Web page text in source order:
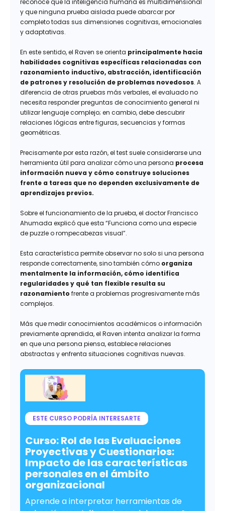
reconoce que la inteligencia humana es multidimensional
y que ninguna prueba aislada puede abarcar por
completo todas sus dimensiones cognitivas, emocionales
y adaptativas.
En este sentido, el Raven se orienta principalmente hacia
habilidades cognitivas específicas relacionadas con
razonamiento inductivo, abstracción, identificación
de patrones y resolución de problemas novedosos. A
diferencia de otras pruebas más verbales, el evaluado no
necesita responder preguntas de conocimiento general ni
utilizar lenguaje complejo; en cambio, debe descubrir
relaciones lógicas entre figuras, secuencias y formas
geométricas.
Precisamente por esta razón, el test suele considerarse una
herramienta útil para analizar cómo una persona procesa
información nueva y cómo construye soluciones
frente a tareas que no dependen exclusivamente de
aprendizajes previos.
Sobre el funcionamiento de la prueba, el doctor Francisco
Ahumada explicó que esta “Funciona como una especie
de puzzle o rompecabezas visual”.
Esta característica permite observar no solo si una persona
responde correctamente, sino también cómo organiza
mentalmente la información, cómo identifica
regularidades y qué tan flexible resulta su
razonamiento frente a problemas progresivamente más
complejos.
Más que medir conocimientos académicos o información
previamente aprendida, el Raven intenta analizar la forma
en que una persona piensa, establece relaciones
abstractas y enfrenta situaciones cognitivas nuevas.
ESTE CURSO PODRÍA INTERESARTE
Curso: Rol de las Evaluaciones
Proyectivas y Cuestionarios:
Impacto de las características
personales en el ámbito
organizacional
Aprende a interpretar herramientas de